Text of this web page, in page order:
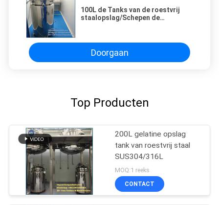
100L de Tanks van de roestvrij
staalopslag/Schepen de
Doorgaan
Top Producten
200L gelatine opslag
tank van roestvrij staal
SUS304/316L
MOQ:1 reeks
CONTACT